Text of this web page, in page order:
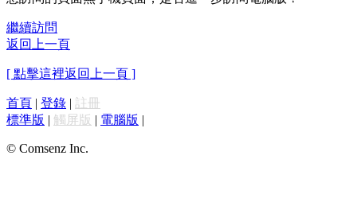
繼續訪問
返回上一頁
[ 點擊這裡返回上一頁 ]
首頁 | 登錄 | 註冊
標準版 | 觸屏版 | 電腦版 |
© Comsenz Inc.